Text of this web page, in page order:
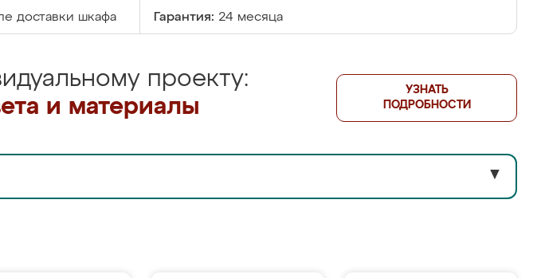
доставки шкафа Гарантия: 24 месяца
проекту:
и материалы
УЗНАТЬ
ПОДРОБНОСТИ
▼